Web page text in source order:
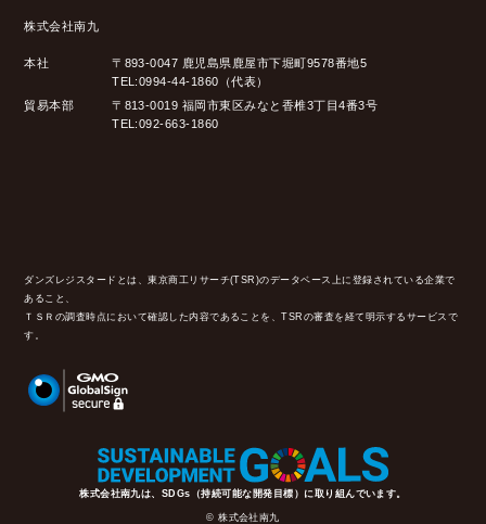
株式会社南九
本社
〒893-0047 鹿児島県鹿屋市下堀町9578番地5
TEL:0994-44-1860（代表）
貿易本部
〒813-0019 福岡市東区みなと香椎3丁目4番3号
TEL:092-663-1860
ダンズレジスタードとは、東京商工リサーチ(TSR)のデータベース上に登録されている企業で
あること、
ＴＳＲの調査時点において確認した内容であることを、TSRの審査を経て明示するサービスで
す。
株式会社南九は、SDGs（持続可能な開発目標）に取り組んでいます。
© 株式会社南九